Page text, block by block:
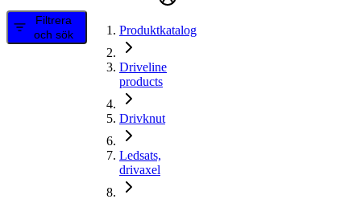
Filtrera
och sök
Produktkatalog
Driveline
products
Drivknut
Ledsats,
drivaxel